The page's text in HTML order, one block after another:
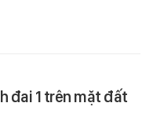
đai 1 trên mặt đất